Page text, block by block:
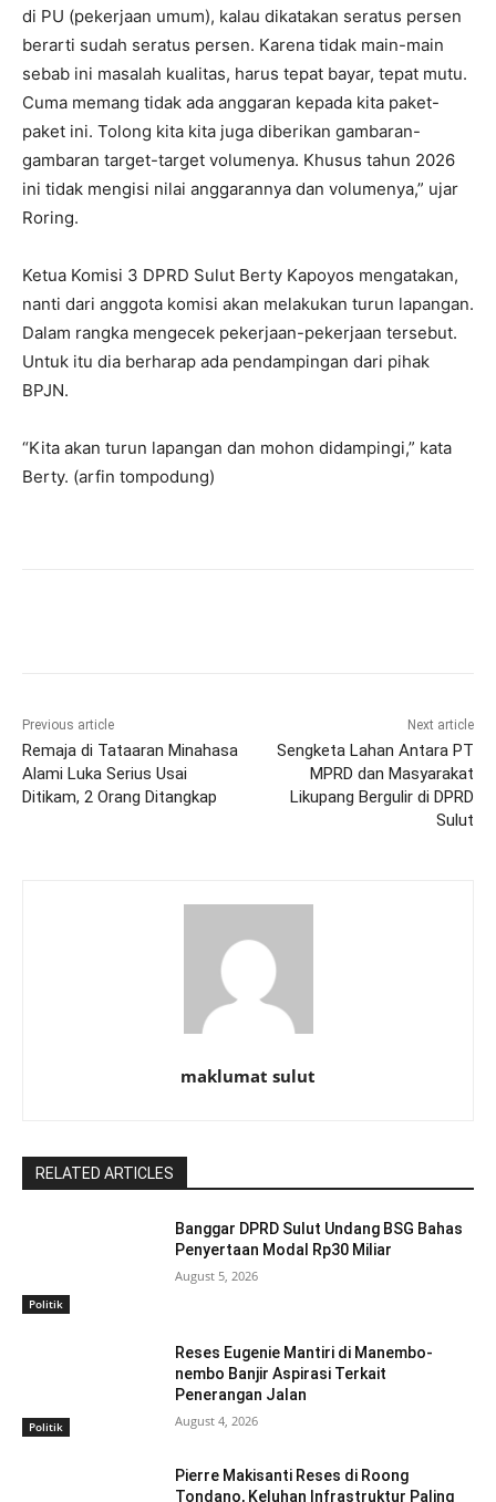
di PU (pekerjaan umum), kalau dikatakan seratus persen
berarti sudah seratus persen. Karena tidak main-main
sebab ini masalah kualitas, harus tepat bayar, tepat mutu.
Cuma memang tidak ada anggaran kepada kita paket-
paket ini. Tolong kita kita juga diberikan gambaran-
gambaran target-target volumenya. Khusus tahun 2026
ini tidak mengisi nilai anggarannya dan volumenya,” ujar
Roring.
Ketua Komisi 3 DPRD Sulut Berty Kapoyos mengatakan,
nanti dari anggota komisi akan melakukan turun lapangan.
Dalam rangka mengecek pekerjaan-pekerjaan tersebut.
Untuk itu dia berharap ada pendampingan dari pihak
BPJN.
“Kita akan turun lapangan dan mohon didampingi,” kata
Berty. (arfin tompodung)
Previous article
Remaja di Tataaran Minahasa
Alami Luka Serius Usai
Ditikam, 2 Orang Ditangkap
Next article
Sengketa Lahan Antara PT
MPRD dan Masyarakat
Likupang Bergulir di DPRD
Sulut
maklumat sulut
RELATED ARTICLES
Politik
Banggar DPRD Sulut Undang BSG Bahas
Penyertaan Modal Rp30 Miliar
August 5, 2026
Politik
Reses Eugenie Mantiri di Manembo-
nembo Banjir Aspirasi Terkait
Penerangan Jalan
August 4, 2026
Pierre Makisanti Reses di Roong
Tondano, Keluhan Infrastruktur Paling